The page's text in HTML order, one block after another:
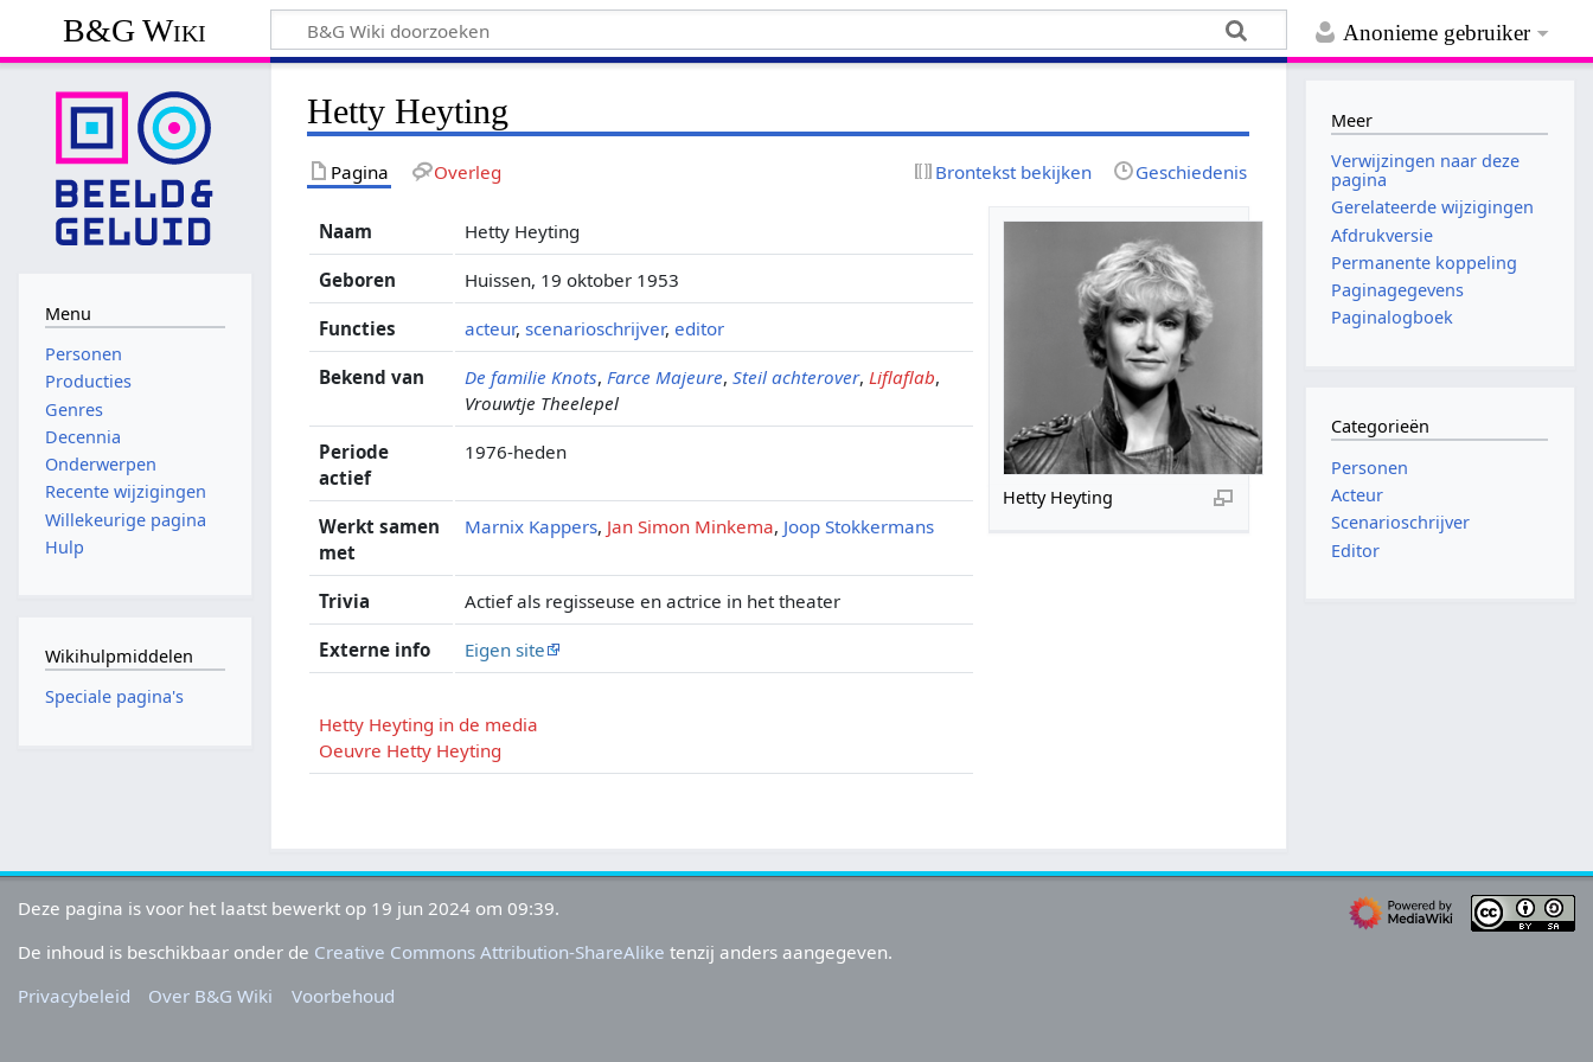
Anonieme gebruiker
B&G Wiki
Hetty Heyting
Pagina Overleg Brontekst bekijken Geschiedenis
Hetty Heyting
Naam Hetty Heyting
Geboren Huissen, 19 oktober 1953
Functies acteur,scenarioschrijver,editor
Bekend van De familie Knots, Farce Majeure,Steil achterover, Liflaflab,
Vrouwtje Theelepel
Periode
actief
1976-heden
Werkt samen
met
Marnix Kappers, Jan Simon Minkema, Joop Stokkermans
Trivia Actief als regisseuse en actrice in het theater
Externe info Eigen site
Hetty Heyting in de media
Oeuvre Hetty Heyting
Menu
Personen
Producties
Genres
Decennia
Onderwerpen
Recente wijzigingen
Willekeurige pagina
Hulp
Wikihulpmiddelen
Speciale pagina's
Meer
Verwijzingen naar deze
pagina
Gerelateerde wijzigingen
Afdrukversie
Permanente koppeling
Paginagegevens
Paginalogboek
Categorieën
Personen
Acteur
Scenarioschrijver
Editor
Deze pagina is voor het laatst bewerkt op 19 jun 2024 om 09:39.
De inhoud is beschikbaar onder de Creative Commons Attribution-ShareAlike tenzij anders aangegeven.
Privacybeleid
Over B&G Wiki Voorbehoud